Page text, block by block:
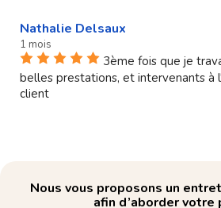
Nathalie Delsaux
1 mois
3ème fois que je
belles prestations, et intervenants à
client
Nous vous proposons un
afin d’aborder votre